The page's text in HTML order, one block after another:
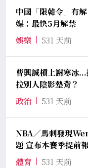
中國「限韓令」有
媒：最快5月解禁
娛樂
531 天前
曹興誠槓上謝寒冰
拉別人陰影墊背？
政治
531 天前
NBA／馬刺發現
題 宣布本賽季提前
體育
531 天前